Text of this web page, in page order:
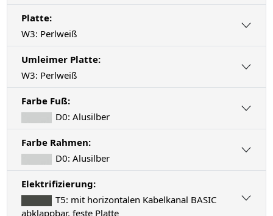
Platte:
W3: Perlweiß
Umleimer Platte:
W3: Perlweiß
Farbe Fuß:
D0: Alusilber
Farbe Rahmen:
D0: Alusilber
Elektrifizierung:
T5: mit horizontalen Kabelkanal BASIC
abklappbar, feste Platte